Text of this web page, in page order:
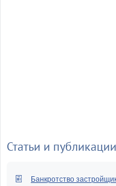
Статьи и публикации
Банкротство